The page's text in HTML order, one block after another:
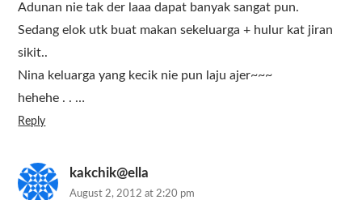
Adunan nie tak der laaa dapat banyak sangat pun.
Sedang elok utk buat makan sekeluarga + hulur kat jiran
sikit..
Nina keluarga yang kecik nie pun laju ajer~~~
hehehe . . …
Reply
kakchik@ella
August 2, 2012 at 2:20 pm